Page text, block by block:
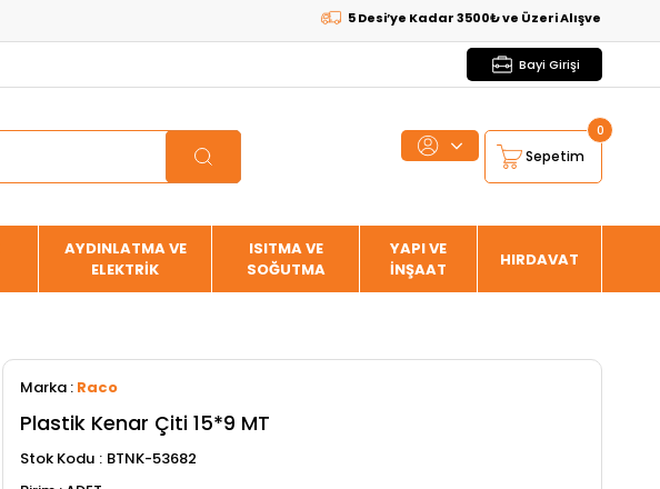
5 Desi’ye Kadar 3500₺ ve Üzeri Alışverişlerde
Bayi Girişi
Sepetim
0
AYDINLATMA VE
ELEKTRİK
ISITMA VE
SOĞUTMA
YAPI VE
İNŞAAT
HIRDAVAT
Marka : Raco
Plastik Kenar Çiti 15*9 MT
Stok Kodu
BTNK-53682